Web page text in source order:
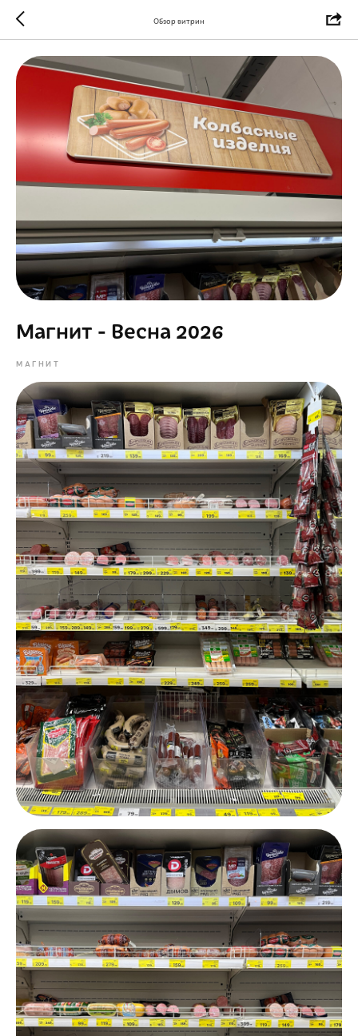
Обзор витрин
Магнит - Весна 2026
МАГНИТ